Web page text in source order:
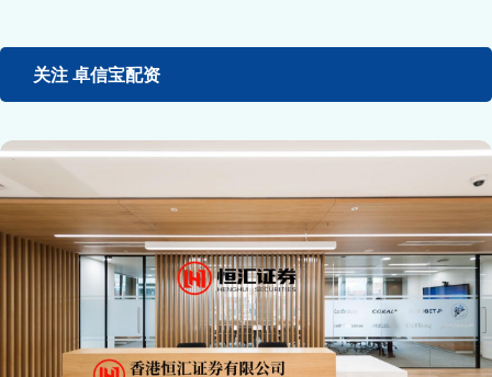
关注 卓信宝配资